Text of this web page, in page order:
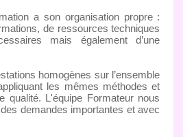
a son organisation propre :
de ressources techniques
mais également d’une
homogènes sur l’ensemble
les mêmes méthodes et
qualité. L'équipe Formateur nous
demandes importantes et avec